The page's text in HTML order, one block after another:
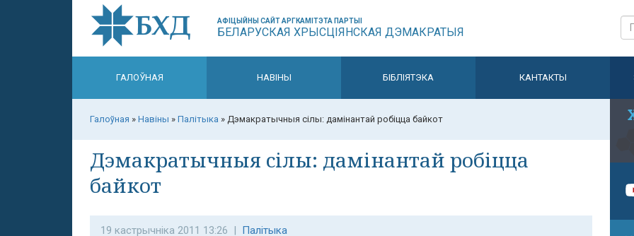
АФІЦЫЙНЫ САЙТ АРГКАМІТЭТА ПАРТЫІ
БЕЛАРУСКАЯ ХРЫСЦІЯНСКАЯ ДЭМАКРАТЫЯ
ГАЛОЎНАЯ НАВІНЫ БІБЛІЯТЭКА КАНТАКТЫ
Галоўная » Навіны » Палітыка » Дэмакратычныя сілы: дамінантай робіцца байкот
Дэмакратычныя сілы: дамінантай робіцца
байкот
19 кастрычніка 2011 13:26 | Палітыка